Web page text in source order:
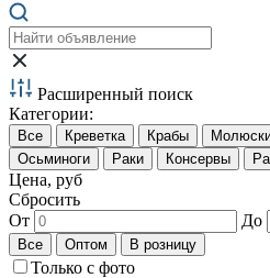
Расширенный поиск
Категории:
Цена, руб
Сбросить
От
До
Только с фото